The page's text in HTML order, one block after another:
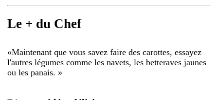
Le + du Chef
«Maintenant que vous savez faire des carottes, essayez
l'autres légumes comme les navets, les betteraves jaunes
ou les panais. »